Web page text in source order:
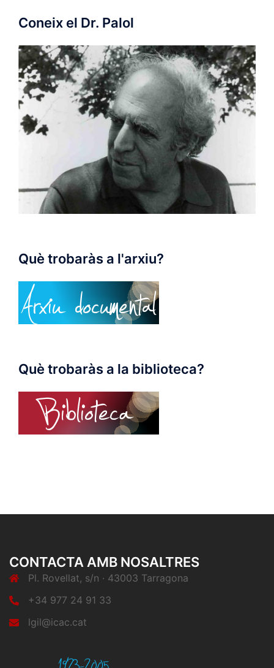
Coneix el Dr. Palol
Què trobaràs a l'arxiu?
Què trobaràs a la biblioteca?
CONTACTA AMB NOSALTRES
Pl. Rovellat, s/n · 43003 Tarragona
+34 977 24 91 33
lgil@icac.cat